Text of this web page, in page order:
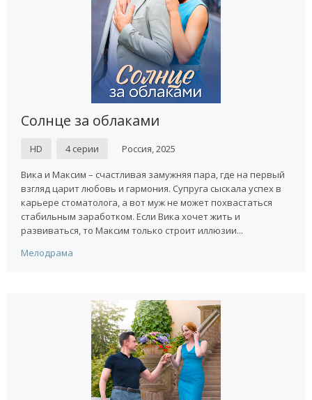
Солнце за облаками
HD 4 серии Россия, 2025
Вика и Максим – счастливая замужняя пара, где на первый
взгляд царит любовь и гармония. Супруга сыскала успех в
карьере стоматолога, а вот муж не может похвастаться
стабильным заработком. Если Вика хочет жить и
развиваться, то Максим только строит иллюзии...
Мелодрама